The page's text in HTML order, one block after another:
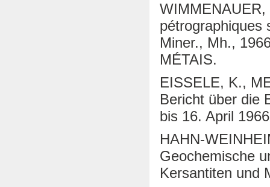
pétrographiques
Miner., Mh.,
MÉTAIS.
EISSELE, K.,
Bericht über die
bis 16. April
HAHN-
Geochemische
Kersantiten und